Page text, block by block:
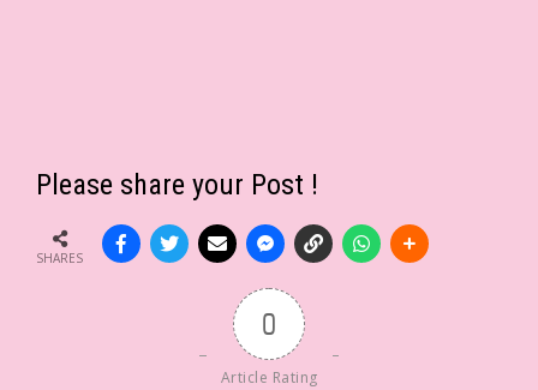
Please share your Post !
SHARES
0
Article Rating